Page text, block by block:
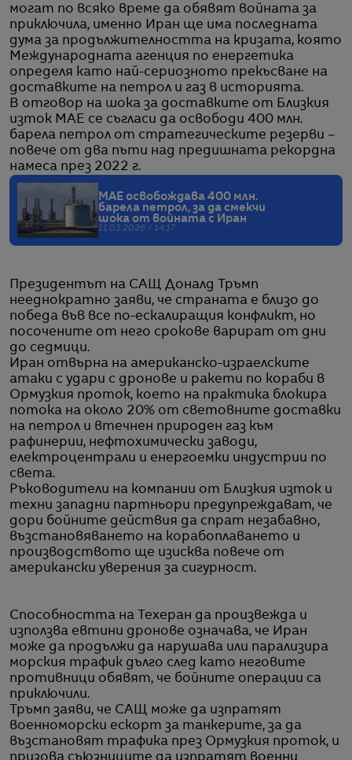
могат по всяко време да обявят войната за
приключила, именно Иран ще има последната
дума за продължителността на кризата, която
Международната агенция по енергетика
определя като най-сериозното прекъсване на
доставките на петрол и газ в историята.
В отговор на шока за доставките от Близкия
изток MAE се съгласи да освободи 400 млн.
барела петрол от стратегическите резерви –
повече от два пъти над предишната рекордна
намеса през 2022 г.
МАЕ освобождава 400 млн.
барела петрол, за да смекчи
шока от войната с Иран
11.03.2026 / 14:17
Президентът на САЩ Доналд Тръмп
нееднократно заяви, че страната е близо до
победа във все по-ескалиращия конфликт, но
посочените от него срокове варират от дни
до седмици.
Иран отвърна на американско-израелските
атаки с удари с дронове и ракети по кораби в
Ормузкия проток, което на практика блокира
потока на около 20% от световните доставки
на петрол и втечнен природен газ към
рафинерии, нефтохимически заводи,
електроцентрали и енергоемки индустрии по
света.
Ръководители на компании от Близкия изток и
техни западни партньори предупреждават, че
дори бойните действия да спрат незабавно,
възстановяването на корабоплаването и
производството ще изисква повече от
американски уверения за сигурност.
Способността на Техеран да произвежда и
използва евтини дронове означава, че Иран
може да продължи да нарушава или парализира
морския трафик дълго след като неговите
противници обявят, че бойните операции са
приключили.
Тръмп заяви, че САЩ може да изпратят
военноморски ескорт за танкерите, за да
възстановят трафика през Ормузкия проток, и
призова съюзниците да изпратят военни